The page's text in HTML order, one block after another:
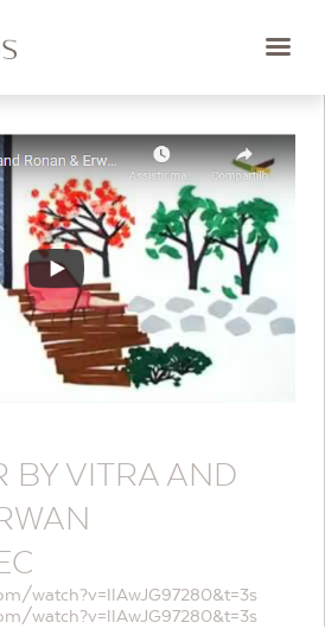
BY VITRA AND
watch?v=llAwJG97280&t=3s
watch?v=llAwJG97280&t=3s